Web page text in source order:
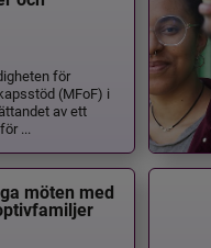
för
(MFoF) i
av ett
...
möten med